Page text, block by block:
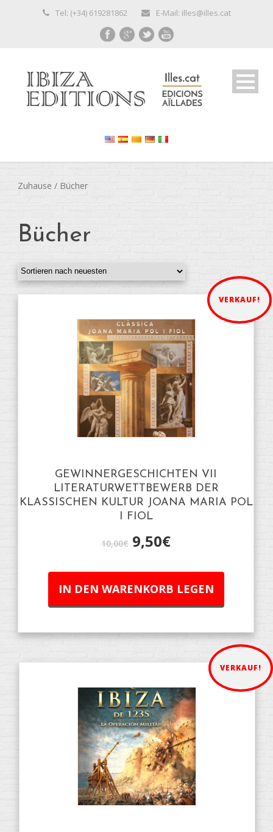
Tel: (+34) 619281862 E-Mail: illes@illes.cat
Zuhause / Bücher
Bücher
VERKAUF!
GEWINNERGESCHICHTEN VII
LITERATURWETTBEWERB DER
KLASSISCHEN KULTUR JOANA MARIA POL
I FIOL
10,00€ 9,50€
IN DEN WARENKORB LEGEN
VERKAUF!